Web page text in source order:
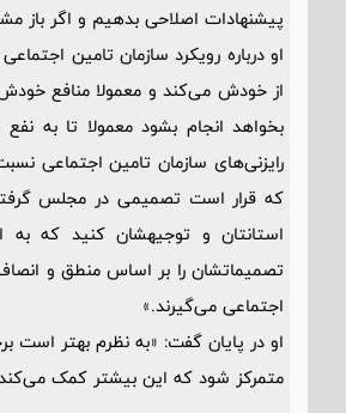
پیشنهادات اصلاحی بدهیم و اگر
او درباره رویکرد سازمان تامین
از خودش می‌کند و معمولا منافع
بخواهد انجام بشود معمولا تا به
رایزنی‌های سازمان تامین اجتماعی
که قرار است تصمیمی در مجلس
استانتان و توجیهشان کنید که به
تصمیماتشان را بر اساس منطق و
اجتماعی می‌گیرند.»
او در پایان گفت: «به نظرم بهتر است
متمرکز شود که این بیشتر کمک